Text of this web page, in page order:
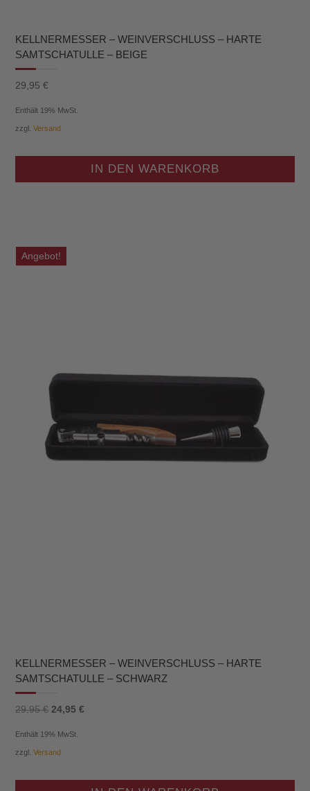
KELLNERMESSER – WEINVERSCHLUSS – HARTE
SAMTSCHATULLE – BEIGE
29,95€
Enthält 19% MwSt.
zzgl.Versand
IN DEN WARENKORB
Angebot!
KELLNERMESSER – WEINVERSCHLUSS – HARTE
SAMTSCHATULLE – SCHWARZ
29,95€ Ursprünglicher
24,95€Aktueller
Enthält 19% MwSt.
zzgl.Versand